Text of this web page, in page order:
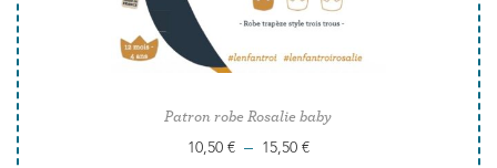
Patron robe Rosalie baby
10,50 € – 15,50 €